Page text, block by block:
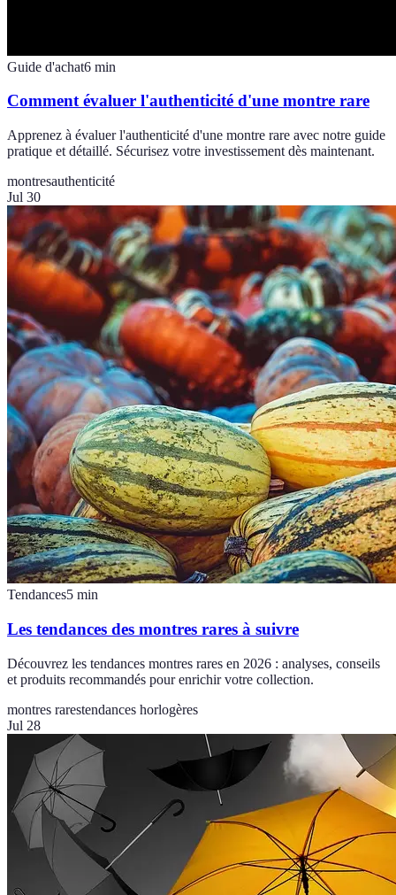
Guide d'achat6 min
Comment évaluer l'authenticité d'une montre rare
Apprenez à évaluer l'authenticité d'une montre rare avec notre guide
pratique et détaillé. Sécurisez votre investissement dès maintenant.
montresauthenticité
Jul 30
Tendances5 min
Les tendances des montres rares à suivre
Découvrez les tendances montres rares en 2026 : analyses, conseils
et produits recommandés pour enrichir votre collection.
montres rarestendances horlogères
Jul 28